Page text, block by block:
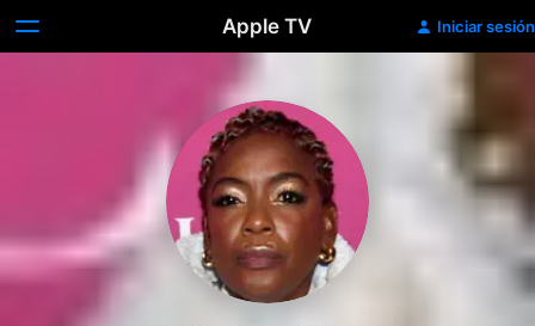
Apple TV Iniciar sesión